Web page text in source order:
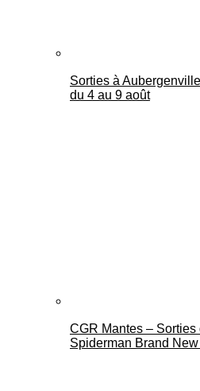
Sorties à
du 4 au 9 août
CGR Mantes –
Spiderman Brand